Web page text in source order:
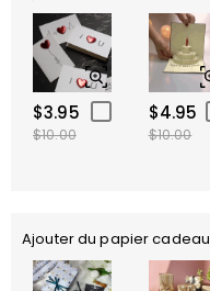
$3.95
$10.00
$4.95
$10.00
Ajouter du papier cadeau